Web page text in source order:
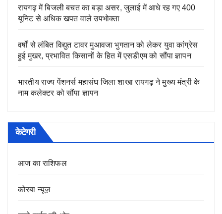
रायगढ़ में बिजली बचत का बड़ा असर, जुलाई में आधे रह गए 400
यूनिट से अधिक खपत वाले उपभोक्ता
वर्षों से लंबित विद्युत टावर मुआवजा भुगतान को लेकर युवा कांग्रेस
हुई मुखर, प्रभावित किसानों के हित में एसडीएम को सौंपा ज्ञापन
भारतीय राज्य पेंशनर्स महासंघ जिला शाखा रायगढ़ ने मुख्य मंत्री के
नाम कलेक्टर को सौंपा ज्ञापन
केटेगरी
आज का राशिफल
कोरबा न्यूज़